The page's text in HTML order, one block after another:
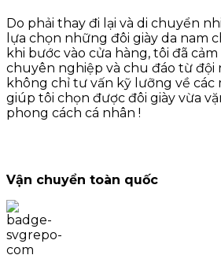
Do phải thay đi lại và di chuyển
lựa chọn những đôi giày da nam
khi bước vào cửa hàng, tôi đã
chuyên nghiệp và chu đáo từ đội
không chỉ tư vấn kỹ lưỡng về các
giúp tôi chọn được đôi giày vừa
phong cách cá nhân !
Vận chuyển toàn quốc